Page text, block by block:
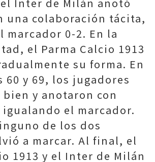
una colaboración tácita,
marcador 0-2. En la
el Parma Calcio 1913
su forma. En
60 y 69, los jugadores
y anotaron con
el marcador.
de los dos
a marcar. Al final, el
1913 y el Inter de Milán